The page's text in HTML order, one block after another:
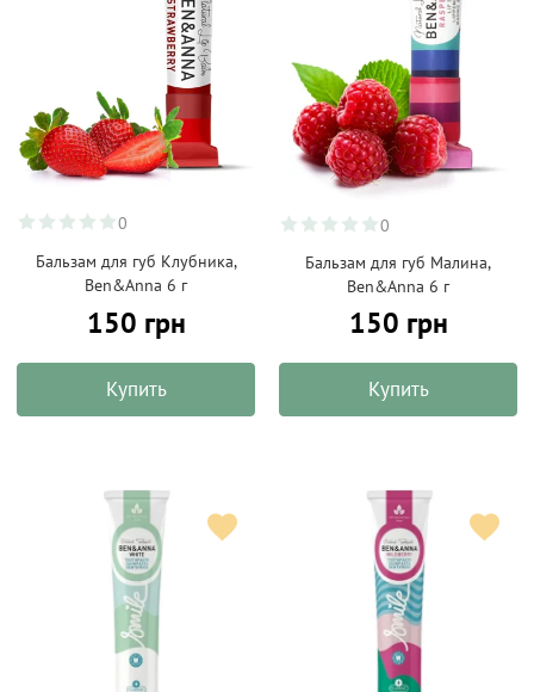
0
Бальзам для губ Клубника,
Ben&Anna 6 г
150 грн
Купить
0
Бальзам для губ Малина,
Ben&Anna 6 г
150 грн
Купить